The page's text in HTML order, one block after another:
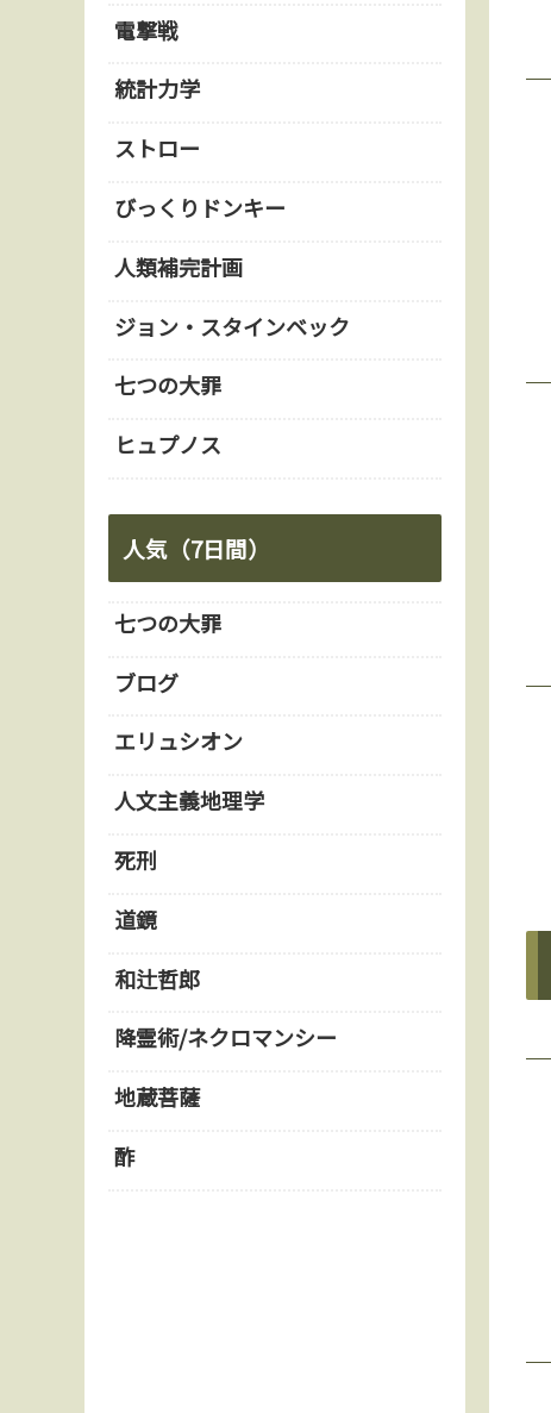
電撃戦
統計力学
ストロー
びっくりドンキー
人類補完計画
ジョン・スタインベック
七つの大罪
ヒュプノス
人気（7日間）
七つの大罪
ブログ
エリュシオン
人文主義地理学
死刑
道鏡
和辻哲郎
降霊術/ネクロマンシー
地蔵菩薩
酢